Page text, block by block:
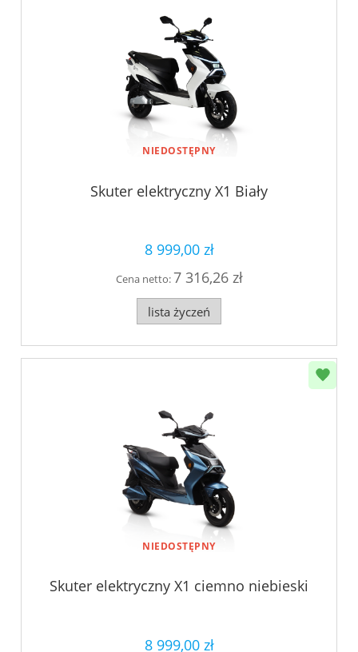
NIEDOSTĘPNY
Skuter elektryczny X1 Biały
8 999,00 zł
Cena netto:7 316,26 zł
lista życzeń
NIEDOSTĘPNY
Skuter elektryczny X1 ciemno niebieski
8 999,00 zł